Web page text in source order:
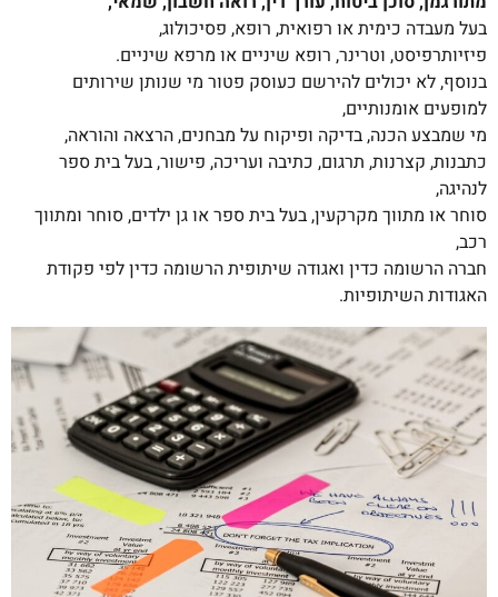
בעל מעבדה כימית או רפואית, רופא, פסיכולוג,
פיזיותרפיסט, וטרינר, רופא שיניים או מרפא שיניים.
בנוסף, לא יכולים להירשם כעוסק פטור מי שנותן שירותים
למופעים אומנותיים,
מי שמבצע הכנה, בדיקה ופיקוח על מבחנים, הרצאה והוראה,
כתבנות, קצרנות, תרגום, כתיבה ועריכה, פישור, בעל בית ספר
לנהיגה,
סוחר או מתווך מקרקעין, בעל בית ספר או גן ילדים, סוחר ומתווך
רכב,
חברה הרשומה כדין ואגודה שיתופית הרשומה כדין לפי פקודת
האגודות השיתופיות.